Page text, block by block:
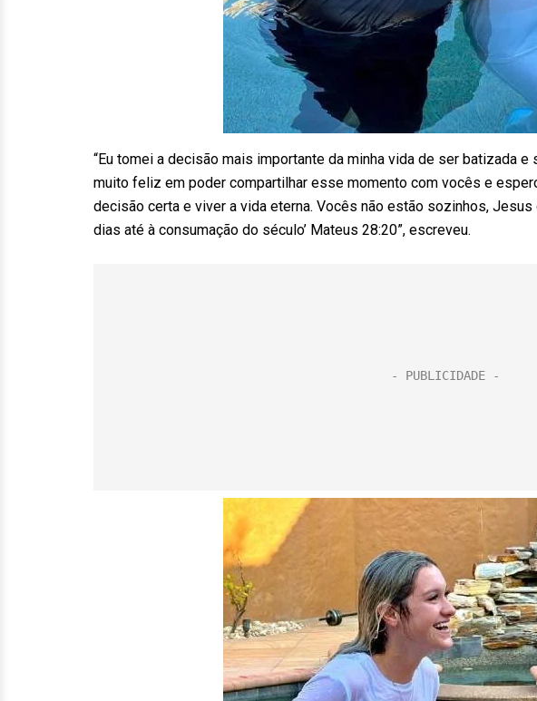
“Eu tomei a decisão mais importante da minha vida de ser batizada
muito feliz em poder compartilhar esse momento com vocês e
decisão certa e viver a vida eterna. Vocês não estão sozinhos,
dias até à consumação do século’ Mateus 28:20”, escreveu.